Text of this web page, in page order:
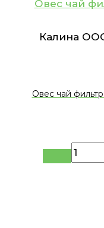
Овес чай
Калина
Овес чай